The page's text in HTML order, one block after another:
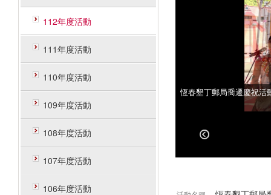
112年度活動
111年度活動
110年度活動
109年度活動
108年度活動
107年度活動
106年度活動
恆春墾丁郵局喬遷慶祝活
恆春墾丁郵局喬遷慶祝活